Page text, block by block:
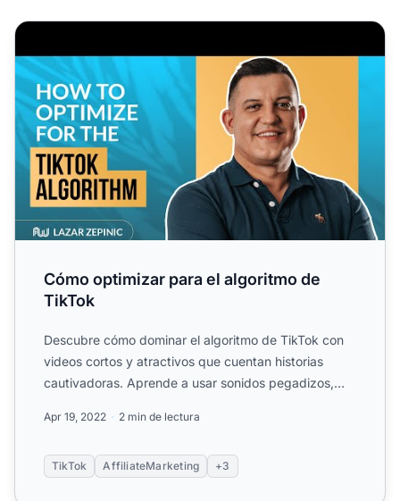
Cómo optimizar para el algoritmo de TikTok
Cómo optimizar para el algoritmo de
TikTok
Descubre cómo dominar el algoritmo de TikTok con
videos cortos y atractivos que cuentan historias
cautivadoras. Aprende a usar sonidos pegadizos,
Apr 19, 2022 2 min de lectura
TikTok AffiliateMarketing +3